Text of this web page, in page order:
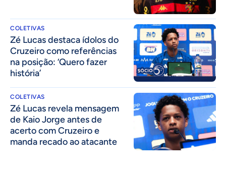
COLETIVAS
Zé Lucas destaca ídolos do
Cruzeiro como referências
na posição: ‘Quero fazer
história’
COLETIVAS
Zé Lucas revela mensagem
de Kaio Jorge antes de
acerto com Cruzeiro e
manda recado ao atacante